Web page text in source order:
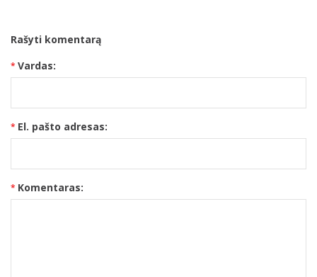
Rašyti komentarą
Vardas:
El. pašto adresas:
Komentaras: